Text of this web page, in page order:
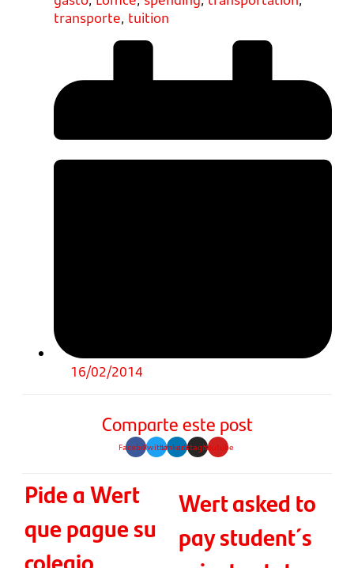
transporte, tuition
16/02/2014
Comparte este post
FacebookTwitterLinkedinInstagramYoutube
Pide a Wert
que pague su
Wert asked to
pay student´s